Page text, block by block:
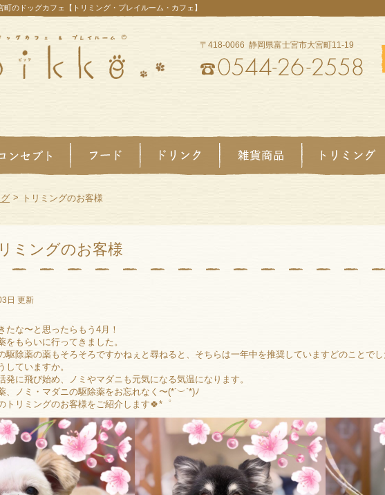
のドッグカフェ【トリミング・プレイルーム・カフェ】
〒418-0066 静岡県富士宮市大宮町11-19
> トリミングのお客様
ミングのお客様
日 更新
たな〜と思ったらもう4月！
をもらいに行ってきました。
駆除薬の薬もそろそろですかねぇと尋ねると、そちらは一年中を推奨していますどのことで
していますか。
発に飛び始め、ノミやマダニも元気になる気温になります。
、ノミ・マダニの駆除薬をお忘れなく〜(*´︶`*)ﾉ
トリミングのお客様をご紹介します🍀*゜